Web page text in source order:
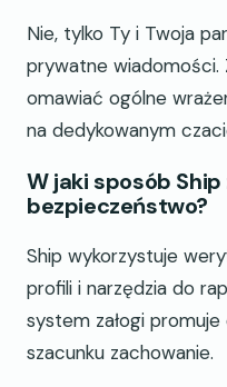
Nie, tylko Ty i Twoja
prywatne wiadomości.
omawiać ogólne
na dedykowanym
W jaki sposób
bezpieczeństwo?
Ship wykorzystuje
profili i narzędzia do
system załogi
szacunku zachowanie.